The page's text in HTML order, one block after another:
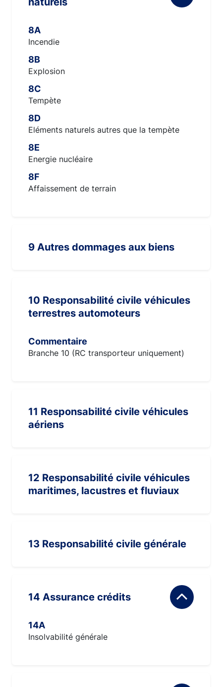
8A
Incendie
8B
Explosion
8C
Tempète
8D
Eléments naturels autres que la tempète
8E
Energie nucléaire
8F
Affaissement de terrain
9 Autres dommages aux biens
10 Responsabilité civile véhicules
terrestres automoteurs
Commentaire
Branche 10 (RC transporteur uniquement)
11 Responsabilité civile véhicules
aériens
12 Responsabilité civile véhicules
maritimes, lacustres et fluviaux
13 Responsabilité civile générale
14 Assurance crédits
14A
Insolvabilité générale